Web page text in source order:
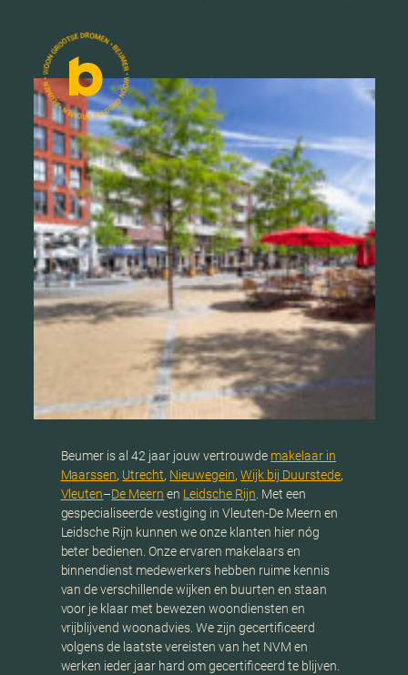
Beumer is al 42 jaar jouw vertrouwde makelaar in
Maarssen, Utrecht, Nieuwegein,Wijk bij Duurstede,
Vleuten–De Meern en Leidsche Rijn. Met een
gespecialiseerde vestiging in Vleuten-De Meern en
Leidsche Rijn kunnen we onze klanten hier nóg
beter bedienen. Onze ervaren makelaars en
binnendienst medewerkers hebben ruime kennis
van de verschillende wijken en buurten en staan
voor je klaar met bewezen woondiensten en
vrijblijvend woonadvies. We zijn gecertificeerd
volgens de laatste vereisten van het NVM en
werken ieder jaar hard om gecertificeerd te blijven.